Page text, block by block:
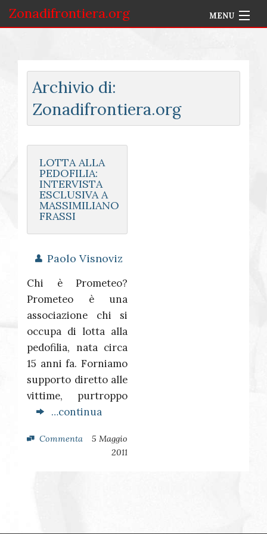
Zonadifrontiera.org MENU
Selezione per Autore
Accedi
Archivio di:
Zonadifrontiera.org
LOTTA ALLA
PEDOFILIA:
INTERVISTA
ESCLUSIVA A
MASSIMILIANO
FRASSI
Paolo Visnoviz
Chi è Prometeo?
Prometeo è una
associazione chi si
occupa di lotta alla
pedofilia, nata circa
15 anni fa. Forniamo
supporto diretto alle
vittime, purtroppo
…continua
Commenta
5 Maggio
2011